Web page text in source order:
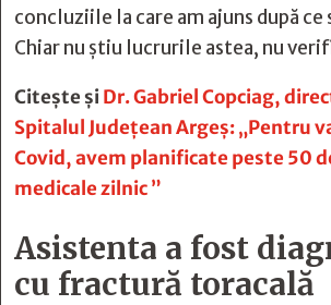
concluziile la care am ajuns după ce
Chiar nu știu lucrurile astea, nu
Citește șiDr. Gabriel Copciag,
Spitalul Judeţean Argeş: „Pentru
Covid, avem planificate peste 50
medicale zilnic ”
Asistenta a fost
cu fractură toracală